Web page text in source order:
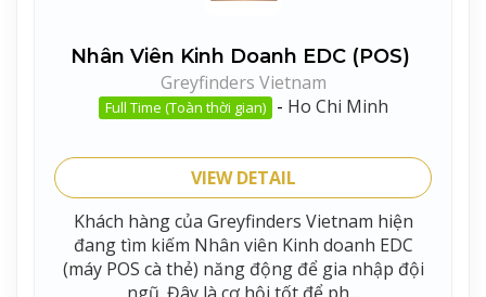
Nhân Viên Kinh Doanh EDC (POS)
Greyfinders Vietnam
Full Time (Toàn thời gian) - Ho Chi Minh
VIEW DETAIL
Khách hàng của Greyfinders Vietnam hiện
đang tìm kiếm Nhân viên Kinh doanh EDC
(máy POS cà thẻ) năng động để gia nhập đội